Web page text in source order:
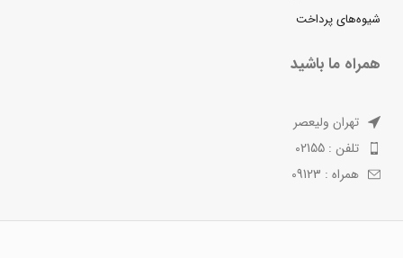
شیوه‌های پرداخت
همراه ما باشید
تهران ولیعصر
تلفن : 02155
همراه : 09123